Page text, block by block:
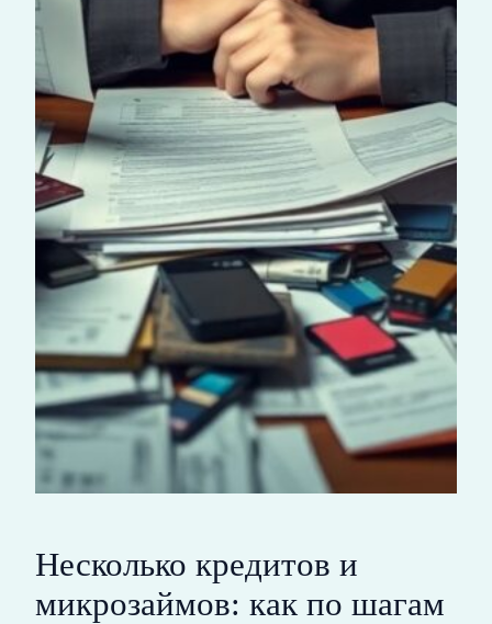
Несколько кредитов и
микрозаймов: как по шагам